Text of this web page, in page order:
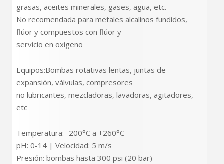
grasas, aceites minerales, gases, agua, etc.
No recomendada para metales alcalinos fundidos,
flúor y compuestos con flúor y
servicio en oxígeno
Equipos:Bombas rotativas lentas, juntas de
expansión, válvulas, compresores
no lubricantes, mezcladoras, lavadoras, agitadores,
etc
Temperatura: -200°C a +260°C
pH: 0-14 | Velocidad: 5 m/s
Presión: bombas hasta 300 psi (20 bar)